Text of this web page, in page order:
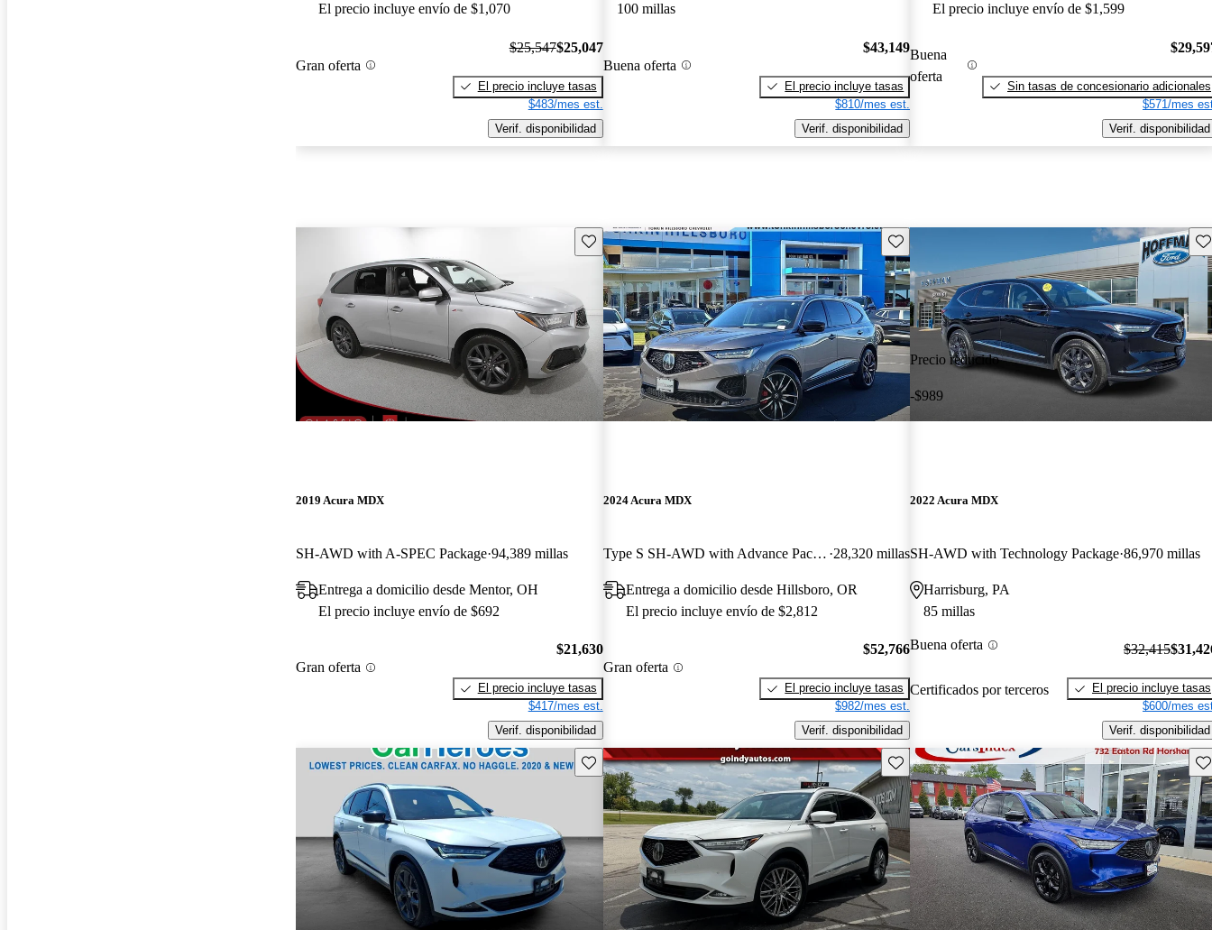
El precio incluye envío de $1,070
Gran oferta
$25,547$25,047
El precio incluye tasas
$483/mes est.
Verif. disponibilidad
100 millas
Buena oferta
$43,149
El precio incluye tasas
$810/mes est.
Verif. disponibilidad
El precio incluye envío de $1,599
Buena
oferta
Sin tasas de concesionario adicionales
$571/mes
Verif. disponibilidad
Guarda este Aviso
2019 Acura MDX
SH-AWD with A-SPEC Package 94,389 millas
Entrega a domicilio desde Mentor, OH
El precio incluye envío de $692
Gran oferta
$21,630
El precio incluye tasas
$417/mes est.
Verif. disponibilidad
Guarda este Aviso
2024 Acura MDX
Type S SH-AWD with Advance Package 28,320 millas
Entrega a domicilio desde Hillsboro, OR
El precio incluye envío de $2,812
Gran oferta
$52,766
El precio incluye tasas
$982/mes est.
Verif. disponibilidad
Precio reducido
-$989
2022 Acura MDX
SH-AWD with Technology Package 86,970 millas
Harrisburg, PA
85 millas
Buena oferta
Certificados por terceros
$32,415
El precio incluye tasas
$600/mes
Verif. disponibilidad
Guarda este Aviso Guarda este Aviso